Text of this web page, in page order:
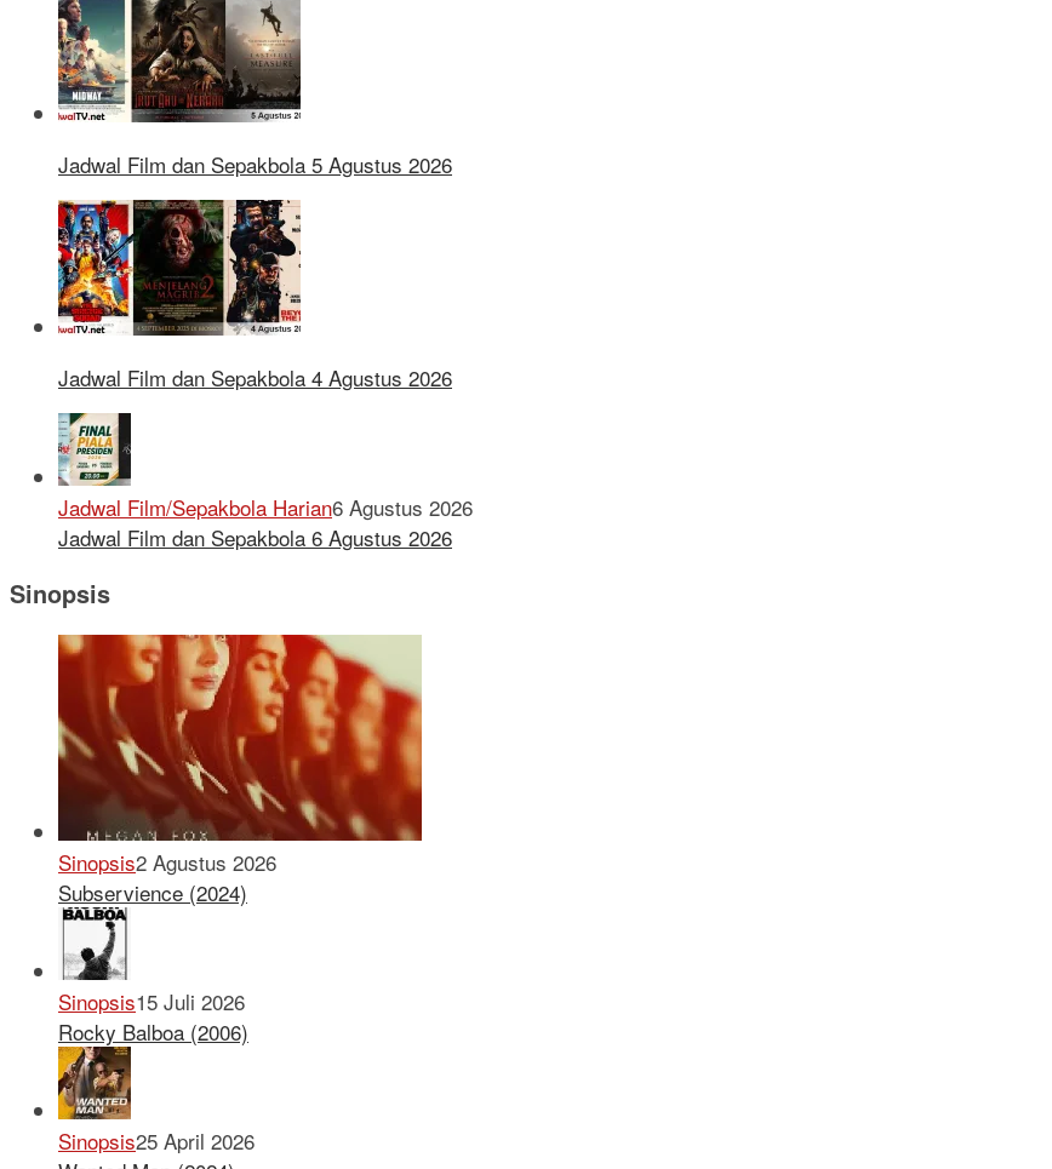
Jadwal Film dan Sepakbola 5 Agustus 2026
Jadwal Film dan Sepakbola 4 Agustus 2026
Jadwal Film/Sepakbola Harian6 Agustus 2026
Jadwal Film dan Sepakbola 6 Agustus 2026
Sinopsis
Sinopsis2 Agustus 2026
Subservience (2024)
Sinopsis15 Juli 2026
Rocky Balboa (2006)
Sinopsis25 April 2026